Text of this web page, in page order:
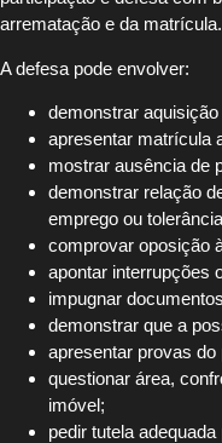
arrematação e da matrícula.
A defesa pode envolver:
demonstrar
apresentar matrícula
mostrar ausência de
demonstrar relação
emprego ou
comprovar oposição
apontar interrupções
impugnar
demonstrar que a
apresentar provas do
questionar área,
imóvel;
pedir tutela